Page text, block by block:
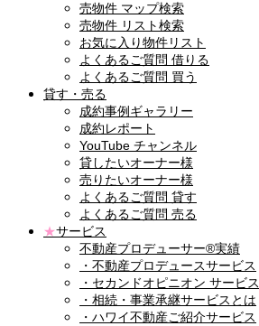
売物件 マップ検索
売物件 リスト検索
お気に入り物件リスト
よくあるご質問 借りる
よくあるご質問 買う
貸す・売る
成約事例ギャラリー
成約レポート
YouTube チャンネル
貸したいオーナー様
売りたいオーナー様
よくあるご質問 貸す
よくあるご質問 売る
★サービス
不動産プロデューサー®実績
・不動産プロデュースサービス
・セカンドオピニオン サービス
・相続・事業承継サービスとは
・ハワイ不動産ご紹介サービス